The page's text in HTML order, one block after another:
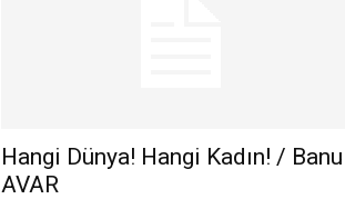
Hangi Dünya! Hangi Kadın! / Banu
AVAR